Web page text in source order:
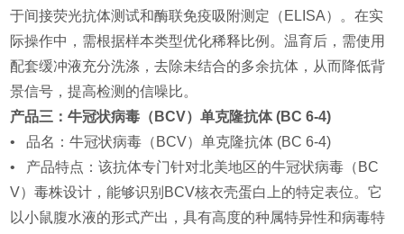
于间接荧光抗体测试和酶联免疫吸附测定（ELISA）。在实
际操作中，需根据样本类型优化稀释比例。温育后，需使用
配套缓冲液充分洗涤，去除未结合的多余抗体，从而降低背
景信号，提高检测的信噪比。
产品三：牛冠状病毒（BCV）单克隆抗体 (BC 6-4)
• 品名：牛冠状病毒（BCV）单克隆抗体 (BC 6-4)
• 产品特点：该抗体专门针对北美地区的牛冠状病毒（BC
V）毒株设计，能够识别BCV核衣壳蛋白上的特定表位。它
以小鼠腹水液的形式产出，具有高度的种属特异性和病毒特